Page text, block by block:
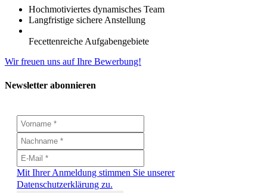
Hochmotiviertes dynamisches Team
Langfristige sichere Anstellung
Fecettenreiche Aufgabengebiete
Wir freuen uns auf Ihre Bewerbung!
Newsletter abonnieren
Mit Ihrer Anmeldung stimmen Sie unserer
Datenschutzerklärung zu.